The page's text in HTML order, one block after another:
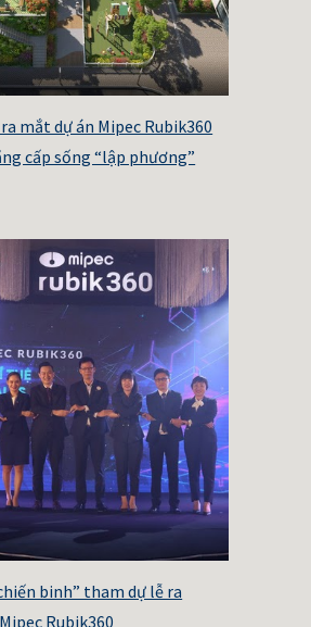
mắt dự án Mipec Rubik360
cấp sống “lập phương”
binh” tham dự lễ ra
Rubik360